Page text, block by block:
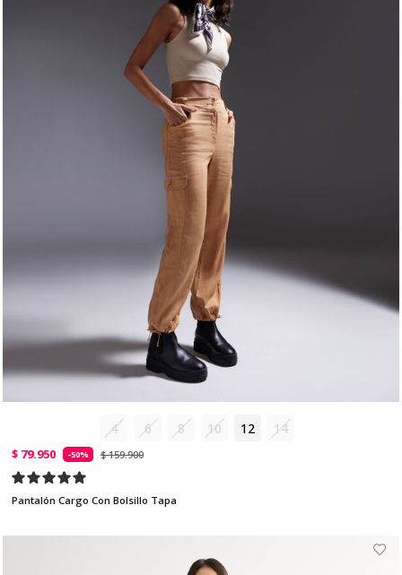
4 6 8 10 12 14
$ 79.950 -50% $ 159.900
Pantalón Cargo Con Bolsillo Tapa